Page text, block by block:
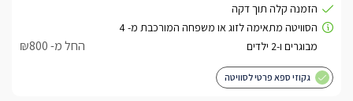
החל מ- ₪800
גקוזי ספא פרטי לסוויטה